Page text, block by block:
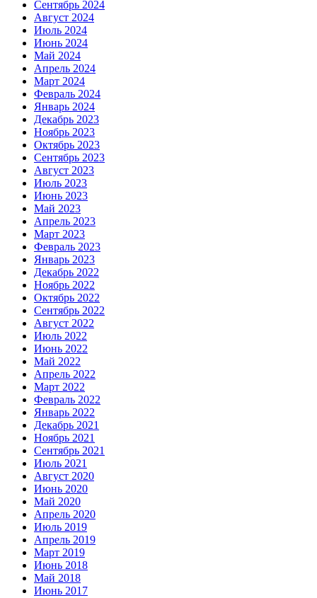
Сентябрь 2024
Август 2024
Июль 2024
Июнь 2024
Май 2024
Апрель 2024
Март 2024
Февраль 2024
Январь 2024
Декабрь 2023
Ноябрь 2023
Октябрь 2023
Сентябрь 2023
Август 2023
Июль 2023
Июнь 2023
Май 2023
Апрель 2023
Март 2023
Февраль 2023
Январь 2023
Декабрь 2022
Ноябрь 2022
Октябрь 2022
Сентябрь 2022
Август 2022
Июль 2022
Июнь 2022
Май 2022
Апрель 2022
Март 2022
Февраль 2022
Январь 2022
Декабрь 2021
Ноябрь 2021
Сентябрь 2021
Июль 2021
Август 2020
Июнь 2020
Май 2020
Апрель 2020
Июль 2019
Апрель 2019
Март 2019
Июнь 2018
Май 2018
Июнь 2017